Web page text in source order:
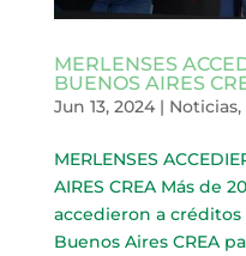
MERLENSES
BUENOS AIRES
Jun 13, 2024| Noticias,
MERLENSES
AIRES CREA Más de
accedieron a
Buenos Aires CREA